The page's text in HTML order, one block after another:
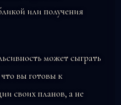
или получения
может сыграть
вы готовы к
своих планов, а не